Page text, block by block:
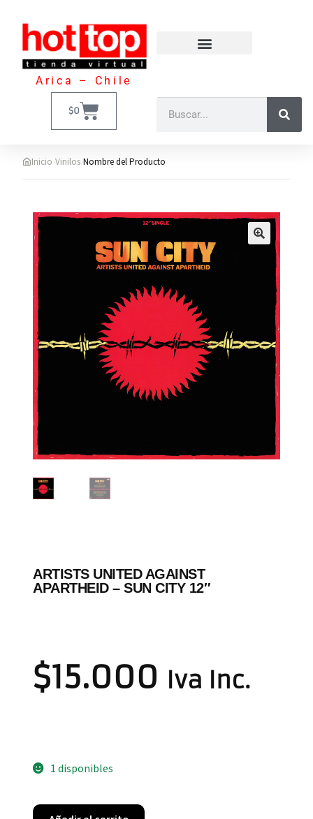
Arica – Chile
$0
Inicio›Vinilos›Nombre del Producto
ARTISTS UNITED AGAINST
APARTHEID ‎– SUN CITY 12″
$15.000 Iva Inc.
1 disponibles